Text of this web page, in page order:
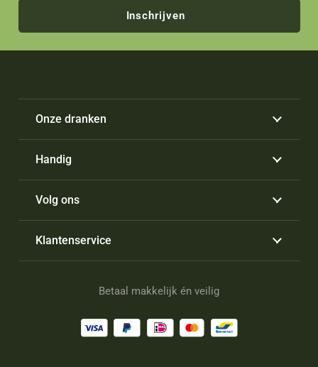
Inschrijven
Onze dranken
Handig
Volg ons
Klantenservice
Betaal makkelijk én veilig